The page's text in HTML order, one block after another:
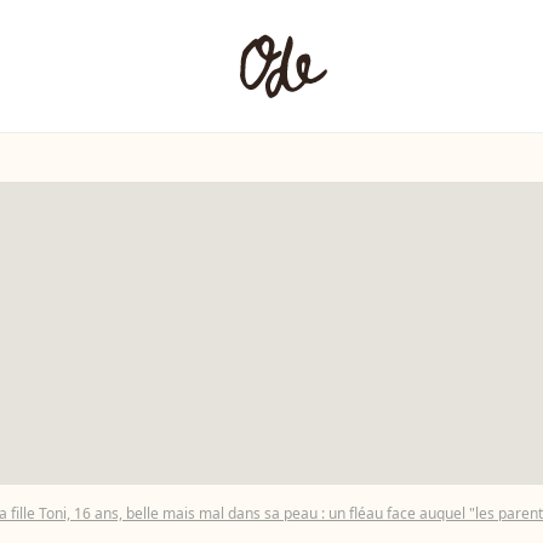
fille Toni, 16 ans, belle mais mal dans sa peau : un fléau face auquel "les